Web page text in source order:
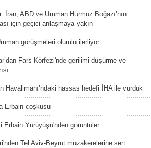
İran, ABD ve Umman Hürmüz Boğazı’nın
için geçici anlaşmaya yakın
görüşmeleri olumlu ilerliyor
Fars Körfezi'nde gerilimi düşürme ve
Havalimanı’ndaki hassas hedefi İHA ile vurduk
Erbain coşkusu
Erbain Yürüyüşü'nden görüntüler
Tel Aviv-Beyrut müzakerelerine sert